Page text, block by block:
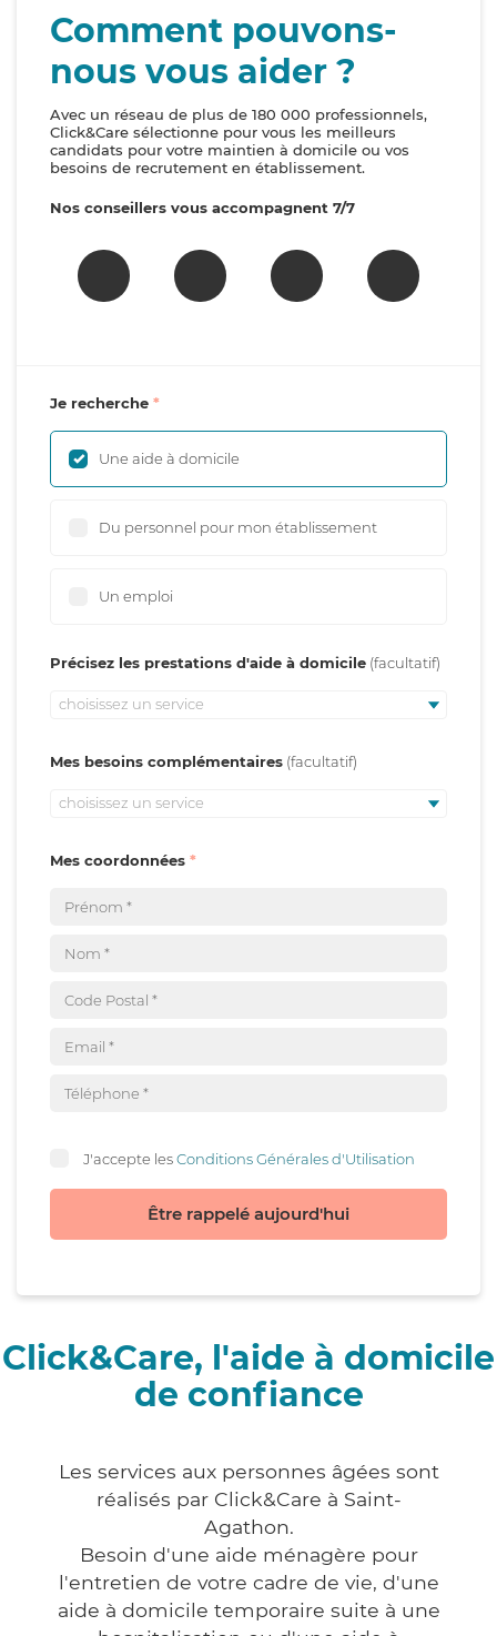
Comment pouvons-
nous vous aider ?
Avec un réseau de plus de 180 000 professionnels,
Click&Care sélectionne pour vous les meilleurs
candidats pour votre maintien à domicile ou vos
besoins de recrutement en établissement.
Nos conseillers vous accompagnent 7/7
Je recherche
Une aide à domicile
Du personnel pour mon établissement
Un emploi
Précisez les prestations d'aide à domicile
choisissez un service
Mes besoins complémentaires
choisissez un service
Mes coordonnées
J'accepte lesConditions Générales d'Utilisation
Être rappelé aujourd'hui
Click&Care, l'aide à domicile
de confiance
Les services aux personnes âgées sont
réalisés par Click&Care à Saint-
Agathon.
Besoin d'une aide ménagère pour
l'entretien de votre cadre de vie, d'une
aide à domicile temporaire suite à une